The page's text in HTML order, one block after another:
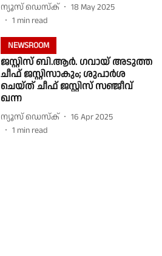
ന്യൂസ് ഡെസ്ക്
18 May 2025
1 min read
NEWSROOM
ജസ്റ്റിസ് ബി.ആർ. ഗവായ് അടുത്ത
ചീഫ് ജസ്റ്റിസാകും; ശുപാർശ
ചെയ്ത് ചീഫ് ജസ്റ്റിസ് സഞ്ജീവ്
ഖന്ന
ന്യൂസ് ഡെസ്ക്
16 Apr 2025
1 min read